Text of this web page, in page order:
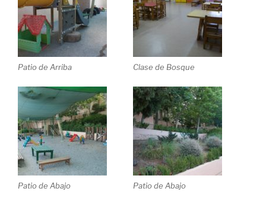
Patio de Arriba Clase de Bosque
Patio de Abajo Patio de Abajo